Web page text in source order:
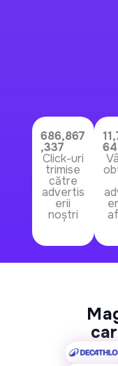
686,867
,337
Click-uri
trimise
către
advertis
erii
noștri
64